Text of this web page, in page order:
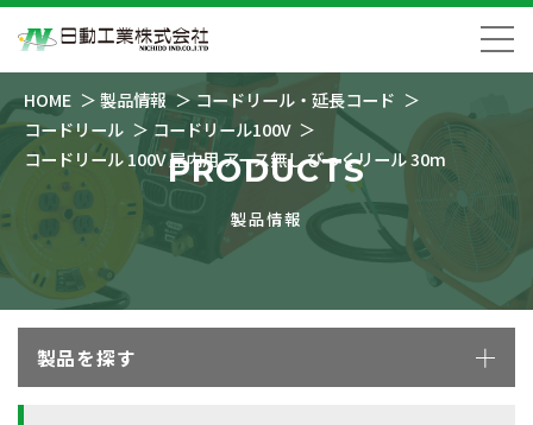
HOME 製品情報
コードリール・延長コード
コードリール
コードリール100V
コードリール 100V 屋内用 アース無し びっくリール 30m
PRODUCTS
製品情報
製品を探す